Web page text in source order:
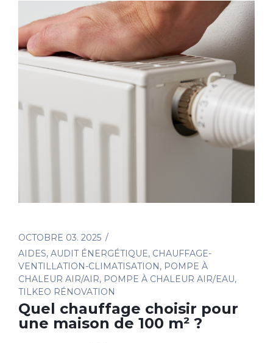
OCTOBRE 03. 2025
AIDES, AUDIT ÉNERGÉTIQUE, CHAUFFAGE-
VENTILLATION-CLIMATISATION, POMPE À
CHALEUR AIR/AIR, POMPE À CHALEUR AIR/EAU,
TILKEO RÉNOVATION
Quel chauffage choisir pour
une maison de 100 m² ?